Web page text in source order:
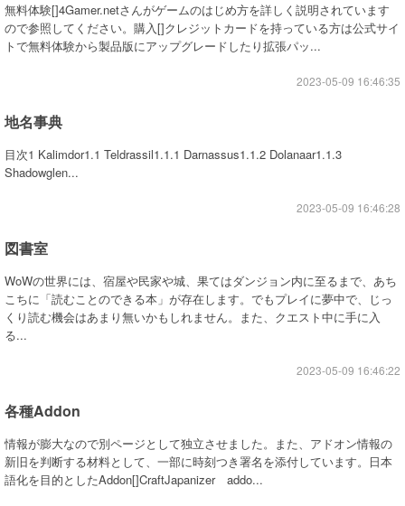
無料体験[]4Gamer.netさんがゲームのはじめ方を詳しく説明されています
ので参照してください。購入[]クレジットカードを持っている方は公式サイ
トで無料体験から製品版にアップグレードしたり拡張パッ...
2023-05-09 16:46:35
地名事典
目次1 Kalimdor1.1 Teldrassil1.1.1 Darnassus1.1.2 Dolanaar1.1.3
Shadowglen...
2023-05-09 16:46:28
図書室
WoWの世界には、宿屋や民家や城、果てはダンジョン内に至るまで、あち
こちに「読むことのできる本」が存在します。でもプレイに夢中で、じっ
くり読む機会はあまり無いかもしれません。また、クエスト中に手に入
る...
2023-05-09 16:46:22
各種Addon
情報が膨大なので別ページとして独立させました。また、アドオン情報の
新旧を判断する材料として、一部に時刻つき署名を添付しています。日本
語化を目的としたAddon[]CraftJapanizer addo...